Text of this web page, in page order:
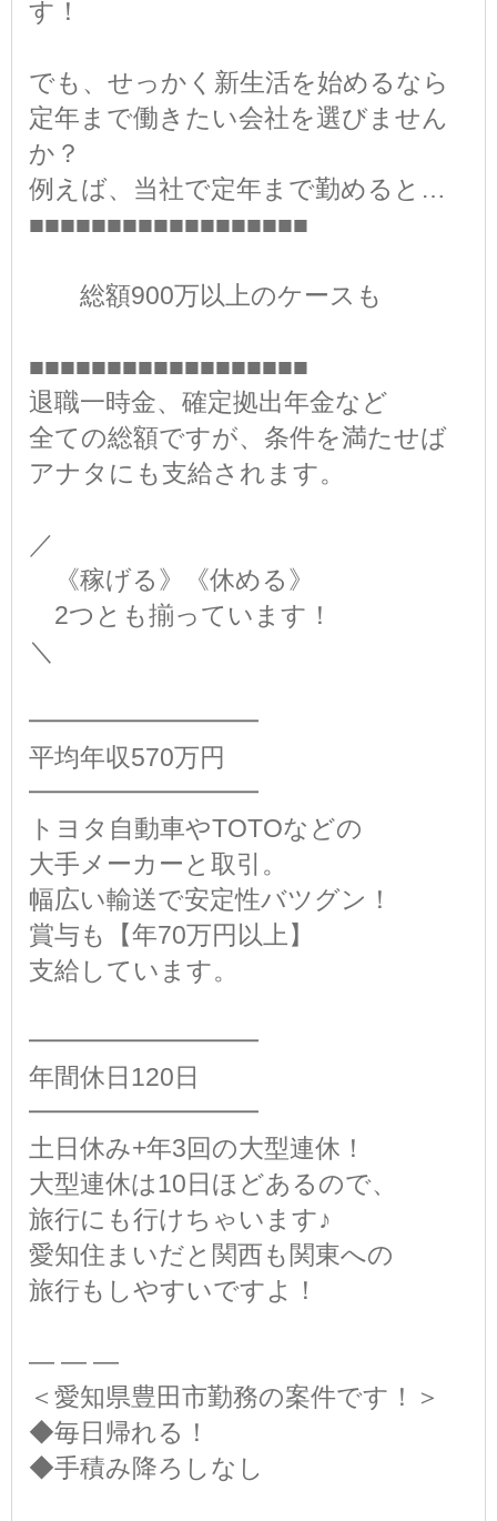
す！
でも、せっかく新生活を始めるなら
定年まで働きたい会社を選びません
か？
例えば、当社で定年まで勤めると…
■■■■■■■■■■■■■■■■■■
総額900万以上のケースも
■■■■■■■■■■■■■■■■■■
退職一時金、確定拠出年金など
全ての総額ですが、条件を満たせば
アナタにも支給されます。
／
《稼げる》《休める》
2つとも揃っています！
＼
━━━━━━━━━
平均年収570万円
━━━━━━━━━
トヨタ自動車やTOTOなどの
大手メーカーと取引。
幅広い輸送で安定性バツグン！
賞与も【年70万円以上】
支給しています。
━━━━━━━━━
年間休日120日
━━━━━━━━━
土日休み+年3回の大型連休！
大型連休は10日ほどあるので、
旅行にも行けちゃいます♪
愛知住まいだと関西も関東への
旅行もしやすいですよ！
— — —
＜愛知県豊田市勤務の案件です！＞
◆毎日帰れる！
◆手積み降ろしなし